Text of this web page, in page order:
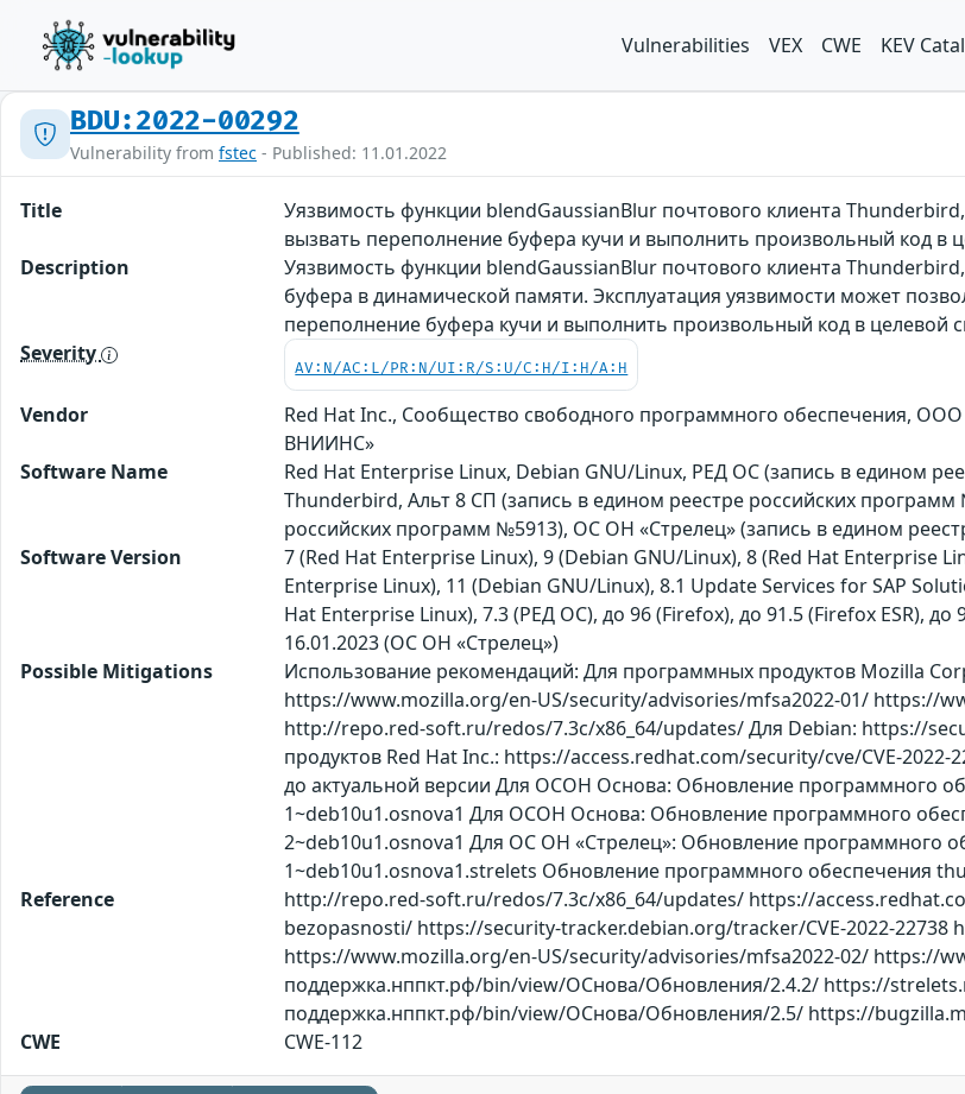
Vulnerabilities VEX CWE KEV
BDU:2022-00292
Vulnerability from fstec - Published: 11.01.2022
Title
Уязвимость функции blendGaussianBlur почтового клиента
вызвать переполнение буфера кучи и выполнить произвольный код в
Description
Уязвимость функции blendGaussianBlur почтового клиента
буфера в динамической памяти. Эксплуатация уязвимости может
переполнение буфера кучи и выполнить произвольный код в целевой
Severity
AV:N/AC:L/PR:N/UI:R/S:U/C:H/I:H/A:H
Vendor
Red Hat Inc., Сообщество свободного программного обеспечения,
ВНИИНС»
Software Name
Red Hat Enterprise Linux, Debian GNU/Linux, РЕД ОС (запись в едином
Thunderbird, Альт 8 СП (запись в едином реестре российских
российских программ №5913), ОС ОН «Стрелец» (запись в едином
Software Version
7 (Red Hat Enterprise Linux), 9 (Debian GNU/Linux), 8 (Red Hat Enterprise
Enterprise Linux), 11 (Debian GNU/Linux), 8.1 Update Services for SAP
Hat Enterprise Linux), 7.3 (РЕД ОС), до 96 (Firefox), до 91.5 (Firefox ESR),
16.01.2023 (ОС ОН «Стрелец»)
Possible Mitigations
Использование рекомендаций: Для программных продуктов Mozilla
https://www.mozilla.org/en-US/security/advisories/mfsa2022-01/ https://
http://repo.red-soft.ru/redos/7.3c/x86_64/updates/ Для Debian: https://
продуктов Red Hat Inc.: https://access.redhat.com/security/cve/CVE-
до актуальной версии Для ОСОН Основа: Обновление программного
1~deb10u1.osnova1 Для ОСОН Основа: Обновление программного
2~deb10u1.osnova1 Для ОС ОН «Стрелец»: Обновление программного
1~deb10u1.osnova1.strelets Обновление программного обеспечения
Reference
http://repo.red-soft.ru/redos/7.3c/x86_64/updates/ https://
bezopasnosti/ https://security-tracker.debian.org/tracker/CVE-2022-
https://www.mozilla.org/en-US/security/advisories/mfsa2022-02/ https://
поддержка.нппкт.рф/bin/view/ОСнова/Обновления/2.4.2/ https://
поддержка.нппкт.рф/bin/view/ОСнова/Обновления/2.5/ https://
CWE
CWE-112